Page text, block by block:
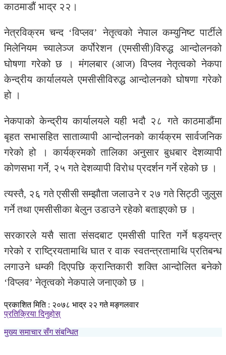
काठमाडौं भाद्र २२।
नेत्रविक्रम चन्द ‘विप्लव’ नेतृत्वको नेपाल कम्युनिष्ट पार्टीले
मिलेनियम च्यालेञ्ज कर्पोरेशन (एमसीसी)विरुद्ध आन्दोलनको
घोषणा गरेको छ । मंगलबार (आज) विप्लव नेतृत्वको नेकपा
केन्द्रीय कार्यालयले एमसीसीविरुद्ध आन्दोलनको घोषणा गरेको
हो ।
नेकपाको केन्द्रीय कार्यालयले यही भदौ २८ गते काठमाडौंमा
बृहत सभासहित साताव्यापी आन्दोलनको कार्यक्रम सार्वजनिक
गरेको हो । कार्यक्रमको तालिका अनुसार बुधबार देशव्यापी
कोणसभा गर्ने, २५ गते देशव्यापी विरोध प्रदर्शन गर्ने रहेको छ ।
त्यस्तै, २६ गते एसीसी सम्झौता जलाउने र २७ गते सिट्ठी जुलुस
गर्ने तथा एमसीसीका बेलुन उडाउने रहेको बताइएको छ ।
सरकारले यसै साता संसदबाट एमसीसी पारित गर्ने षड्यन्त्र
गरेको र राष्ट्रियतामाथि घात र वाक स्वतन्त्रतामाथि प्रतिबन्ध
लगाउने धम्की दिएपछि क्रान्तिकारी शक्ति आन्दोलित बनेको
‘विप्लव’ नेतृत्वको नेकपाले जनाएको छ ।
प्रकाशित मिति : २०७८ भाद्र २२ गते मङ्गलवार
प्रतिक्रिया दिनुहोस्
मुख्य समाचार सँग संबन्धित